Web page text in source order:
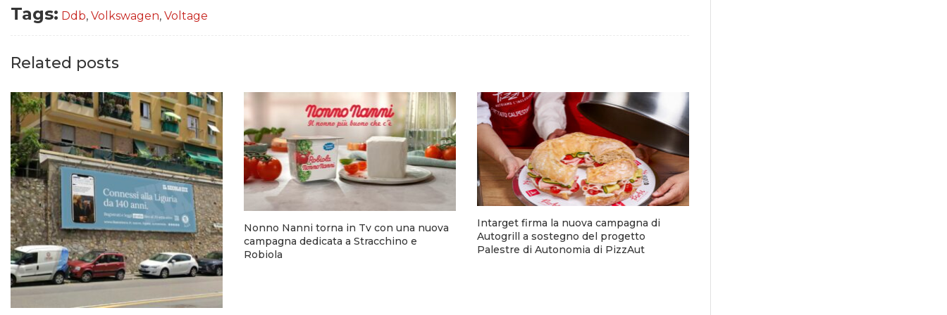
Tags: Ddb, Volkswagen, Voltage
Related posts
Nonno Nanni torna in Tv con una nuova
campagna dedicata a Stracchino e
Robiola
Intarget firma la nuova campagna di
Autogrill a sostegno del progetto
Palestre di Autonomia di PizzAut